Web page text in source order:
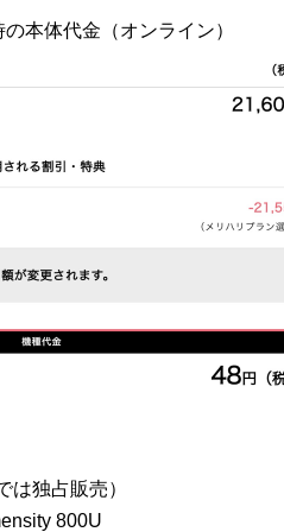
本体代金（オンライン）
は独占販売）
800U